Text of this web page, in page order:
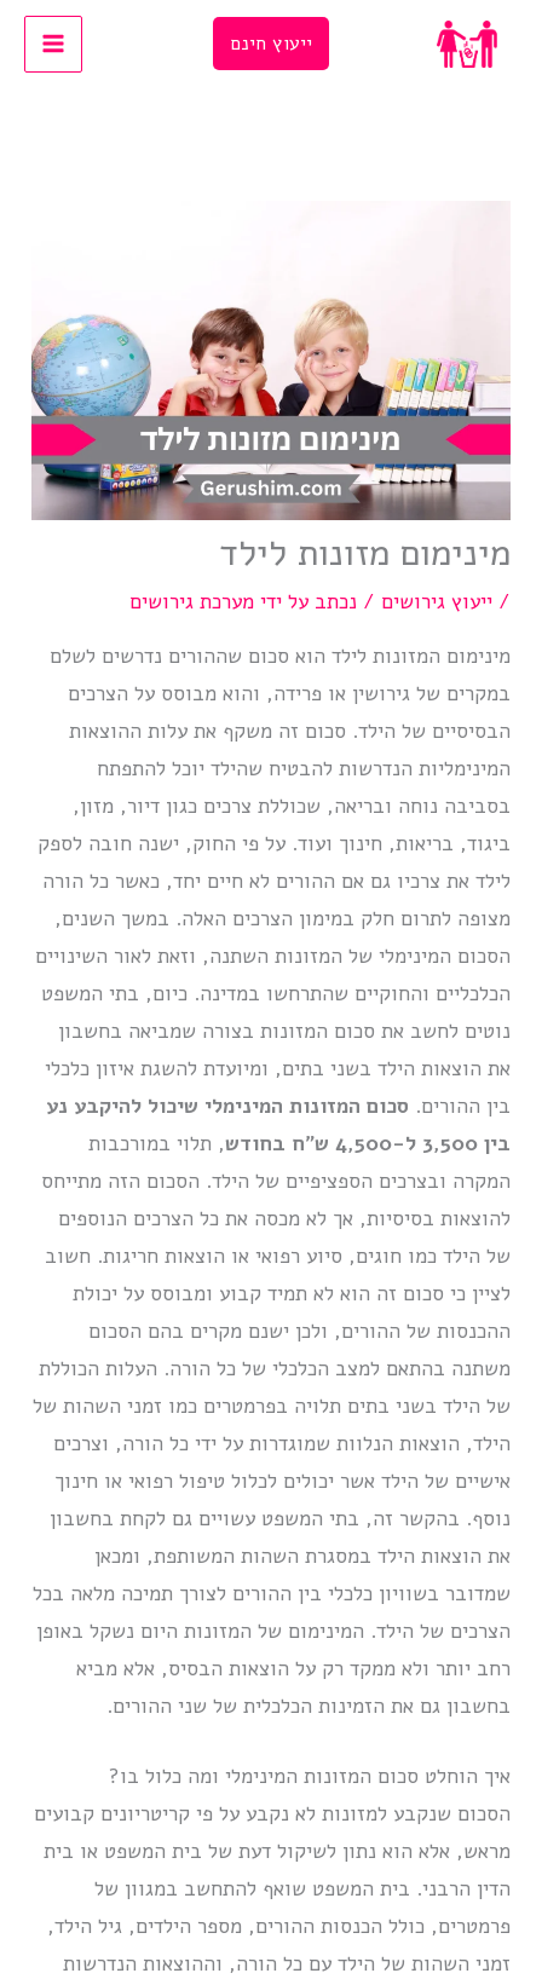
ייעוץ חינם
מינימום מזונות לילד
/ייעוץ גירושים / נכתב על ידימערכת גירושים
מינימום המזונות לילד הוא סכום שההורים נדרשים לשלם
במקרים של גירושין או פרידה, והוא מבוסס על הצרכים
הבסיסיים של הילד. סכום זה משקף את עלות ההוצאות
המינימליות הנדרשות להבטיח שהילד יוכל להתפתח
בסביבה נוחה ובריאה, שכוללת צרכים כגון דיור, מזון,
ביגוד, בריאות, חינוך ועוד. על פי החוק, ישנה חובה לספק
לילד את צרכיו גם אם ההורים לא חיים יחד, כאשר כל הורה
מצופה לתרום חלק במימון הצרכים האלה. במשך השנים,
הסכום המינימלי של המזונות השתנה, וזאת לאור השינויים
הכלכליים והחוקיים שהתרחשו במדינה. כיום, בתי המשפט
נוטים לחשב את סכום המזונות בצורה שמביאה בחשבון
את הוצאות הילד בשני בתים, ומיועדת להשגת איזון כלכלי
בין ההורים. סכום המזונות המינימלי שיכול להיקבע נע
בין 3,500 ל-4,500 ש”ח בחודש
, תלוי במורכבות
המקרה ובצרכים הספציפיים של הילד. הסכום הזה מתייחס
להוצאות בסיסיות, אך לא מכסה את כל הצרכים הנוספים
של הילד כמו חוגים, סיוע רפואי או הוצאות חריגות. חשוב
לציין כי סכום זה הוא לא תמיד קבוע ומבוסס על יכולת
ההכנסות של ההורים, ולכן ישנם מקרים בהם הסכום
משתנה בהתאם למצב הכלכלי של כל הורה. העלות הכוללת
של הילד בשני בתים תלויה בפרמטרים כמו זמני השהות של
הילד, הוצאות הנלוות שמוגדרות על ידי כל הורה, וצרכים
אישיים של הילד אשר יכולים לכלול טיפול רפואי או חינוך
נוסף. בהקשר זה, בתי המשפט עשויים גם לקחת בחשבון
את הוצאות הילד במסגרת השהות המשותפת, ומכאן
שמדובר בשוויון כלכלי בין ההורים לצורך תמיכה מלאה בכל
הצרכים של הילד. המינימום של המזונות היום נשקל באופן
רחב יותר ולא ממקד רק על הוצאות הבסיס, אלא מביא
בחשבון גם את הזמינות הכלכלית של שני ההורים.
איך הוחלט סכום המזונות המינימלי ומה כלול בו?
הסכום שנקבע למזונות לא נקבע על פי קריטריונים קבועים
מראש, אלא הוא נתון לשיקול דעת של בית המשפט או בית
הדין הרבני. בית המשפט שואף להתחשב במגוון של
פרמטרים, כולל הכנסות ההורים, מספר הילדים, גיל הילד,
זמני השהות של הילד עם כל הורה, וההוצאות הנדרשות